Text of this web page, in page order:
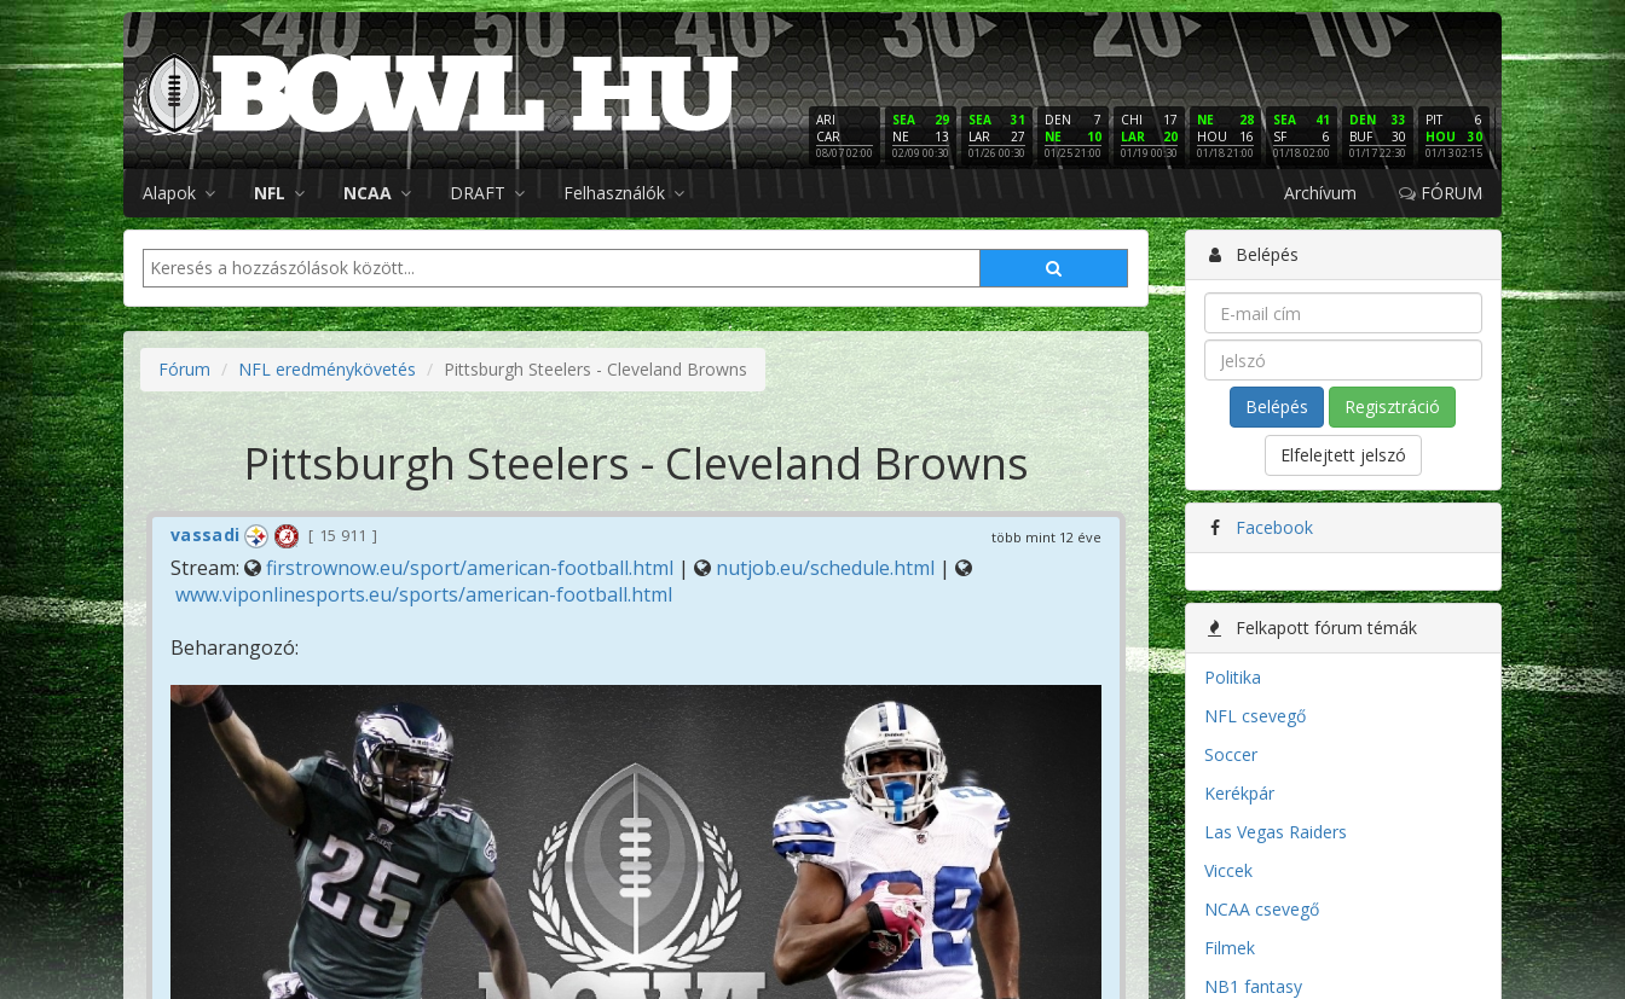
ARI
CAR
08/07 02:00
29
SEA
13
NE
02/09 00:30
31
SEA
27
LAR
01/26 00:30
7
DEN
10
NE
01/25 21:00
17
CHI
20
LAR
01/19 00:30
28
NE
16
HOU
01/18 21:00
41
SEA
6
SF
01/18 02:00
33
DEN
30
BUF
01/17 22:30
6
PIT
30
HOU
01/13 02:15
16
NE
3
LAC
01/12 02:00
PHI
SF
01/11
Alapok NFL NCAA DRAFT Felhasználók Archívum FÓRUM
Fórum NFL eredménykövetés Pittsburgh Steelers - Cleveland Browns
Pittsburgh Steelers - Cleveland Browns
több mint 12 éve
vassadi 15 911
Stream: firstrownow.eu/sport/american-football.html | nutjob.eu/schedule.html |
www.viponlinesports.eu/sports/american-football.html
Beharangozó:
Belépés
Regisztráció
Elfelejtett jelszó
Facebook
Felkapott fórum témák
Politika
NFL csevegő
Soccer
Kerékpár
Las Vegas Raiders
Viccek
NCAA csevegő
Filmek
NB1 fantasy